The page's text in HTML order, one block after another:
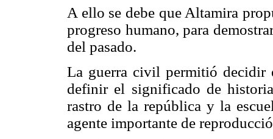
A ello se debe que Altamira
progreso humano, para
del pasado.
La guerra civil permitió decidir
definir el significado de
rastro de la república y la
agente importante de